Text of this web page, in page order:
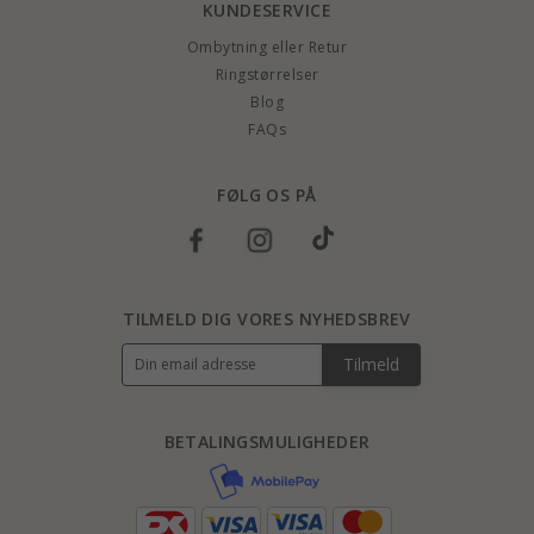
KUNDESERVICE
Ombytning eller Retur
Ringstørrelser
Blog
FAQs
FØLG OS PÅ
BETALINGSMULIGHEDER
TILMELD DIG VORES NYHEDSBREV
Tilmeld